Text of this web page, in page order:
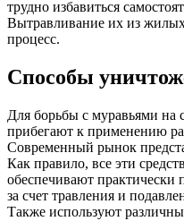
трудно избавиться
Вытравливание их из
процесс.
Способы
Для борьбы с муравьями на
прибегают к применению
Современный рынок
Как правило, все эти
обеспечивают практически
за счет травления и
Также используют